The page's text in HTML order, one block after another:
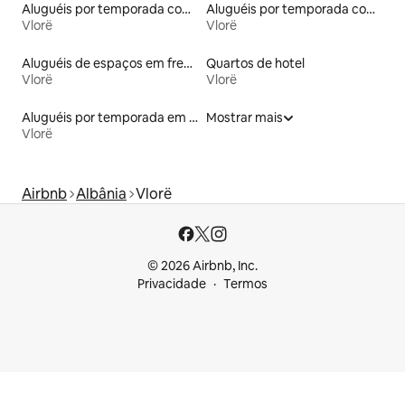
Aluguéis por temporada com banheira de hidromassagem
Vlorë
Aluguéis por temporada com suítes privativas
Vlorë
Aluguéis de espaços em frente à praia
Vlorë
Quartos de hotel
Vlorë
Aluguéis por temporada em hotéis-fazenda
Vlorë
Mostrar mais
Airbnb Albânia Vlorë
© 2026 Airbnb, Inc.
Privacidade
Termos